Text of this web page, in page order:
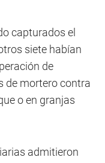
capturados el
siete habían
de
de mortero contra
o en granjas
admitieron